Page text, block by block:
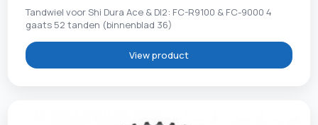
Tandwiel voor Shi Dura Ace & DI2: FC-R9100 & FC-9000 4
gaats 52 tanden (binnenblad 36)
View product